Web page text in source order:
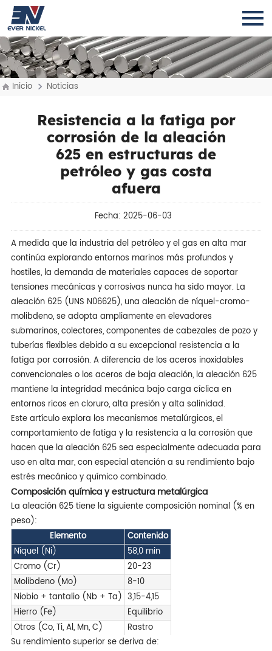
Inicio Noticias
Resistencia a la fatiga por
corrosión de la aleación
625 en estructuras de
petróleo y gas costa
afuera
Fecha: 2025-06-03
A medida que la industria del petróleo y el gas en alta mar
continúa explorando entornos marinos más profundos y
hostiles, la demanda de materiales capaces de soportar
tensiones mecánicas y corrosivas nunca ha sido mayor. La
aleación 625 (UNS N06625), una aleación de níquel-cromo-
molibdeno, se adopta ampliamente en elevadores
submarinos, colectores, componentes de cabezales de pozo y
tuberías flexibles debido a su excepcional resistencia a la
fatiga por corrosión. A diferencia de los aceros inoxidables
convencionales o los aceros de baja aleación, la aleación 625
mantiene la integridad mecánica bajo carga cíclica en
entornos ricos en cloruro, alta presión y alta salinidad.
Este artículo explora los mecanismos metalúrgicos, el
comportamiento de fatiga y la resistencia a la corrosión que
hacen que la aleación 625 sea especialmente adecuada para
uso en alta mar, con especial atención a su rendimiento bajo
estrés mecánico y químico combinado.
Composición química y estructura metalúrgica
La aleación 625 tiene la siguiente composición nominal (% en
peso):
Elemento
Contenido
Níquel (Ni)
58,0 min
Cromo (Cr)
20-23
Molibdeno (Mo)
8-10
Niobio + tantalio (Nb + Ta) 3,15-4,15
Hierro (Fe)
Equilibrio
Otros (Co, Ti, Al, Mn, C)
Rastro
Su rendimiento superior se deriva de: